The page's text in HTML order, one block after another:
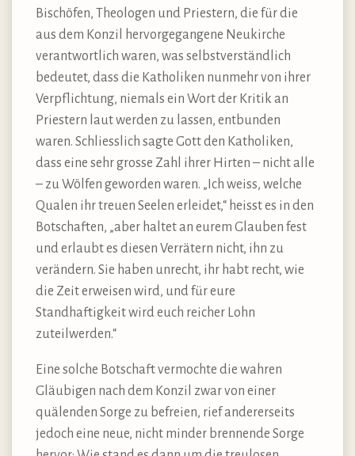
Bischöfen, Theologen und Priestern, die für die
aus dem Konzil hervorgegangene Neukirche
verantwortlich waren, was selbstverständlich
bedeutet, dass die Katholiken nunmehr von ihrer
Verpflichtung, niemals ein Wort der Kritik an
Priestern laut werden zu lassen, entbunden
waren. Schliesslich sagte Gott den Katholiken,
dass eine sehr grosse Zahl ihrer Hirten – nicht alle
– zu Wölfen geworden waren. „Ich weiss, welche
Qualen ihr treuen Seelen erleidet,“ heisst es in den
Botschaften, „aber haltet an eurem Glauben fest
und erlaubt es diesen Verrätern nicht, ihn zu
verändern. Sie haben unrecht, ihr habt recht, wie
die Zeit erweisen wird, und für eure
Standhaftigkeit wird euch reicher Lohn
zuteilwerden.“
Eine solche Botschaft vermochte die wahren
Gläubigen nach dem Konzil zwar von einer
quälenden Sorge zu befreien, rief andererseits
jedoch eine neue, nicht minder brennende Sorge